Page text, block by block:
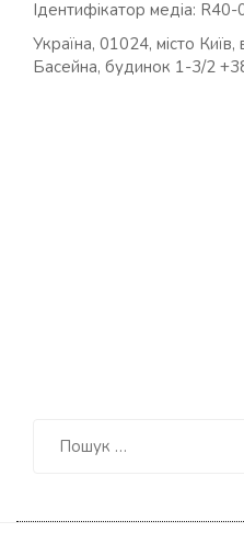
Ідентифікатор медіа:
Україна, 01024, місто
Басейна, будинок 1-3/2